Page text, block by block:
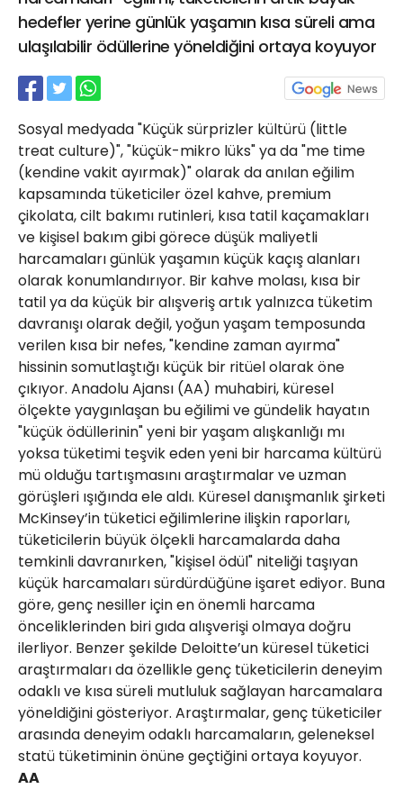
hedefler yerine günlük yaşamın kısa süreli ama
ulaşılabilir ödüllerine yöneldiğini ortaya koyuyor
Sosyal medyada "Küçük sürprizler kültürü (little
treat culture)", "küçük-mikro lüks" ya da "me time
(kendine vakit ayırmak)" olarak da anılan eğilim
kapsamında tüketiciler özel kahve, premium
çikolata, cilt bakımı rutinleri, kısa tatil kaçamakları
ve kişisel bakım gibi görece düşük maliyetli
harcamaları günlük yaşamın küçük kaçış alanları
olarak konumlandırıyor. Bir kahve molası, kısa bir
tatil ya da küçük bir alışveriş artık yalnızca tüketim
davranışı olarak değil, yoğun yaşam temposunda
verilen kısa bir nefes, "kendine zaman ayırma"
hissinin somutlaştığı küçük bir ritüel olarak öne
çıkıyor. Anadolu Ajansı (AA) muhabiri, küresel
ölçekte yaygınlaşan bu eğilimi ve gündelik hayatın
"küçük ödüllerinin" yeni bir yaşam alışkanlığı mı
yoksa tüketimi teşvik eden yeni bir harcama kültürü
mü olduğu tartışmasını araştırmalar ve uzman
görüşleri ışığında ele aldı. Küresel danışmanlık şirketi
McKinsey’in tüketici eğilimlerine ilişkin raporları,
tüketicilerin büyük ölçekli harcamalarda daha
temkinli davranırken, "kişisel ödül" niteliği taşıyan
küçük harcamaları sürdürdüğüne işaret ediyor. Buna
göre, genç nesiller için en önemli harcama
önceliklerinden biri gıda alışverişi olmaya doğru
ilerliyor. Benzer şekilde Deloitte’un küresel tüketici
araştırmaları da özellikle genç tüketicilerin deneyim
odaklı ve kısa süreli mutluluk sağlayan harcamalara
yöneldiğini gösteriyor. Araştırmalar, genç tüketiciler
arasında deneyim odaklı harcamaların, geleneksel
statü tüketiminin önüne geçtiğini ortaya koyuyor.
AA
21 Gölcük
02624132333
haber@golcukpostasi.com